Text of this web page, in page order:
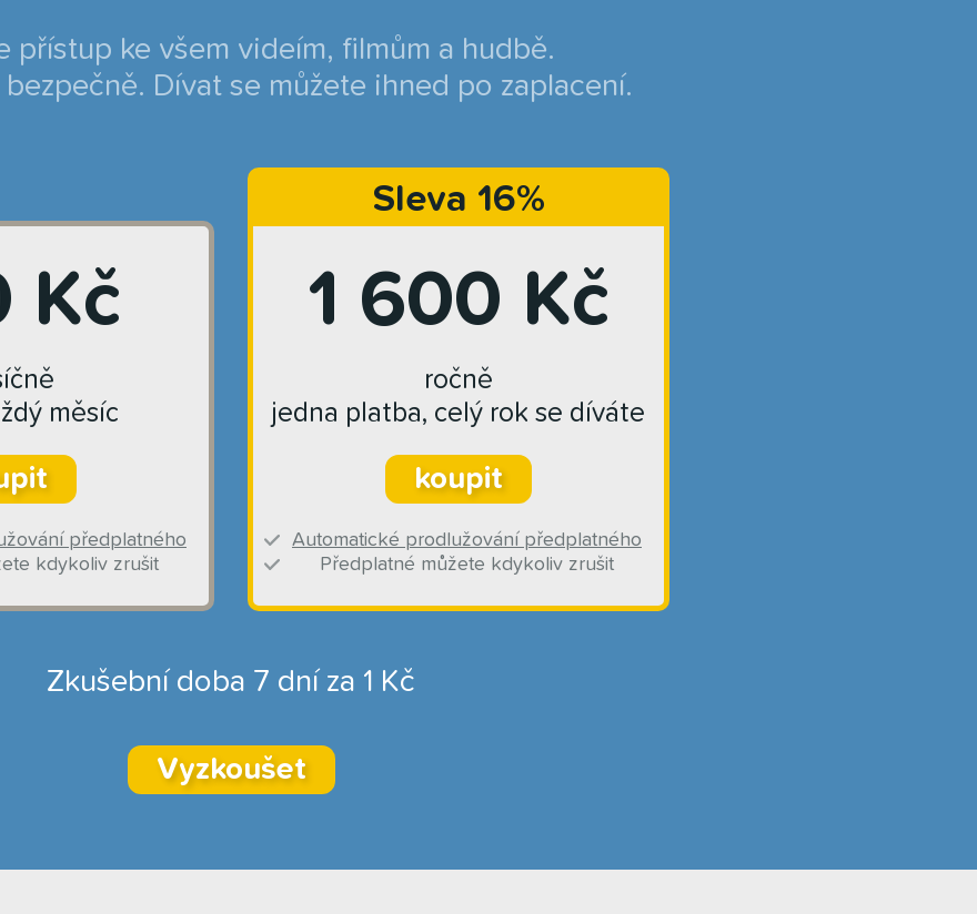
přístup ke všem videím, filmům a hudbě.
bezpečně. Dívat se můžete ihned po zaplacení.
Kč
měsíc
předplatného
kdykoliv zrušit
Sleva 16%
1 600 Kč
ročně
jedna platba, celý rok se díváte
koupit
Automatické prodlužování předplatného
Předplatné můžete kdykoliv zrušit
Zkušební doba 7 dní za 1 Kč
Vyzkoušet